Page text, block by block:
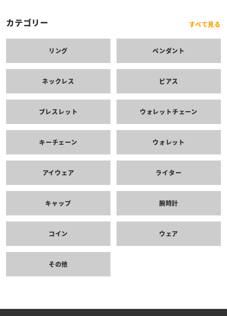
カテゴリー すべて見る
リング ペンダント
ネックレス ピアス
ブレスレット ウォレットチェーン
キーチェーン ウォレット
アイウェア ライター
キャップ 腕時計
コイン ウェア
その他